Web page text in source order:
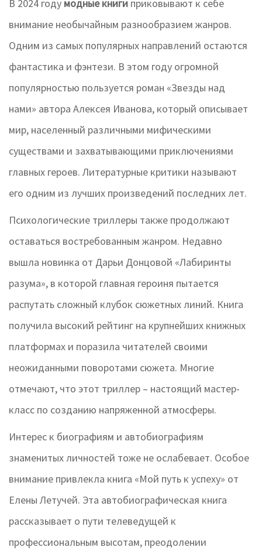
В 2024 году модные книги приковывают к себе
внимание необычайным разнообразием жанров.
Одним из самых популярных направлений остаются
фантастика и фэнтези. В этом году огромной
популярностью пользуется роман «Звезды над
нами» автора Алексея Иванова, который описывает
мир, населенный различными мифическими
существами и захватывающими приключениями
главных героев. Литературные критики называют
его одним из лучших произведений последних лет.
Психологические триллеры также продолжают
оставаться востребованным жанром. Недавно
вышла новинка от Дарьи Донцовой «Лабиринты
разума», в которой главная героиня пытается
распутать сложный клубок сюжетных линий. Книга
получила высокий рейтинг на крупнейших книжных
платформах и поразила читателей своими
неожиданными поворотами сюжета. Многие
отмечают, что этот триллер – настоящий мастер-
класс по созданию напряженной атмосферы.
Интерес к биографиям и автобиографиям
знаменитых личностей тоже не ослабевает. Особое
внимание привлекла книга «Мой путь к успеху» от
Елены Летучей. Эта автобиографическая книга
рассказывает о пути телеведущей к
профессиональным высотам, преодолении